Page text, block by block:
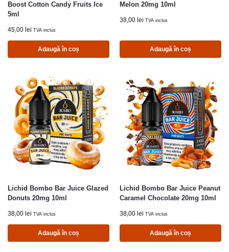
Boost Cotton Candy Fruits Ice
5ml
45,00 lei TVA inclus
Adaugă în coș
Melon 20mg 10ml
38,00 lei TVA inclus
Adaugă în coș
Lichid Bombo Bar Juice Glazed
Donuts 20mg 10ml
38,00 lei TVA inclus
Adaugă în coș
Lichid Bombo Bar Juice Peanut
Caramel Chocolate 20mg 10ml
38,00 lei TVA inclus
Adaugă în coș